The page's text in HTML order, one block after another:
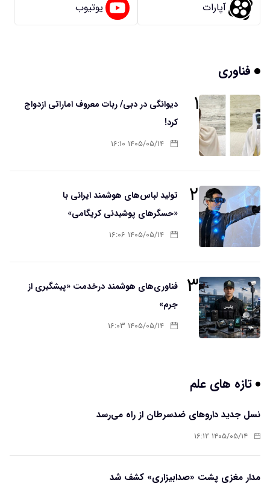
آپارات یوتیوب
فناوری
۱
دیوانگی در دبی/ ربات معروف اماراتی ازدواج
کرد!
۱۴۰۵/۰۵/۱۴ ۱۶:۱۰
۲
تولید لباس‌های هوشمند ایرانی با
«حسگرهای پوشیدنی کریگامی»
۱۴۰۵/۰۵/۱۴ ۱۶:۰۶
۳
فناوری‌های هوشمند درخدمت «پیشگیری از
جرم»
۱۴۰۵/۰۵/۱۴ ۱۶:۰۳
تازه های علم
نسل جدید داروهای ضدسرطان از راه می‌رسد
۱۴۰۵/۰۵/۱۴ ۱۶:۱۲
مدار مغزی پشت «صدابیزاری» کشف شد